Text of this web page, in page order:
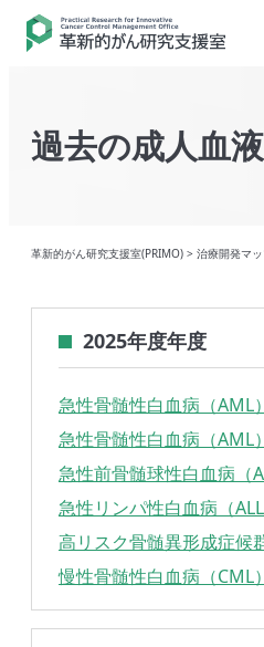
過去の成人血
革新的がん研究支援室(PRIMO) > 治療開発マ
2025年度年度
急性骨髄性白血病（AML）
急性骨髄性白血病（AML
急性前骨髄球性白血病（
急性リンパ性白血病（ALL
高リスク骨髄異形成症候
慢性骨髄性白血病（CML）